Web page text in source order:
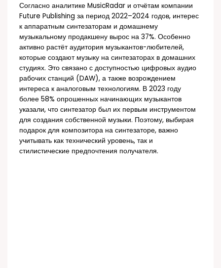
Согласно аналитике MusicRadar и отчётам компании
Future Publishing за период 2022–2024 годов, интерес
к аппаратным синтезаторам и домашнему
музыкальному продакшену вырос на 37%. Особенно
активно растёт аудитория музыкантов-любителей,
которые создают музыку на синтезаторах в домашних
студиях. Это связано с доступностью цифровых аудио
рабочих станций (DAW), а также возрождением
интереса к аналоговым технологиям. В 2023 году
более 58% опрошенных начинающих музыкантов
указали, что синтезатор был их первым инструментом
для создания собственной музыки. Поэтому, выбирая
подарок для композитора на синтезаторе, важно
учитывать как технический уровень, так и
стилистические предпочтения получателя.